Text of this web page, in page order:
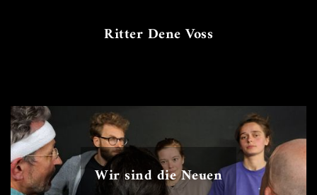
Ritter Dene Voss
Wir sind die Neuen